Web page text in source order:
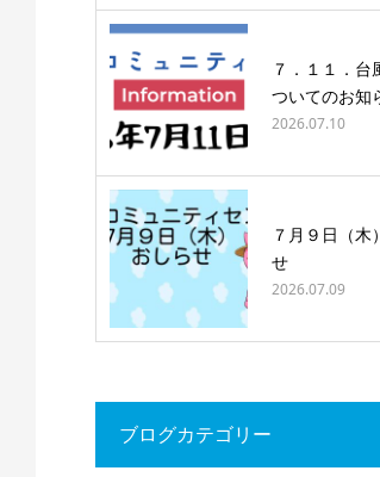
７．１１．台
ついてのお知
2026.07.10
７月９日（木
せ
2026.07.09
ブログカテゴリー